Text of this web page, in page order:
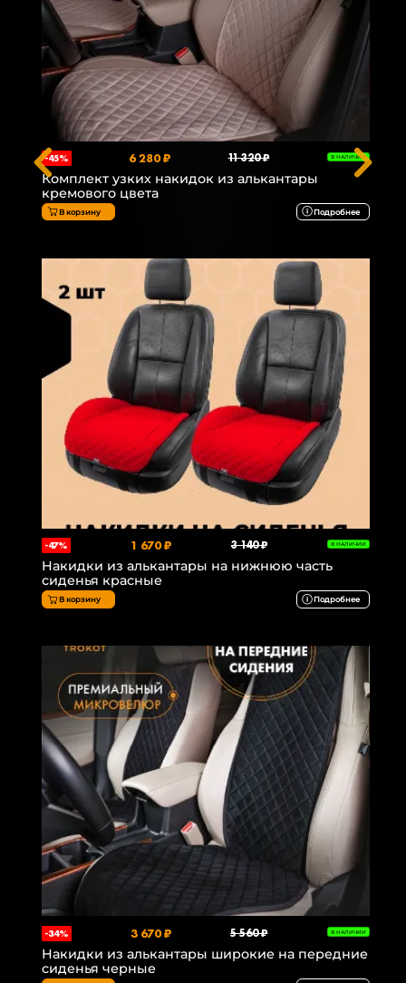
-45% 6 280 ₽ 11 320 ₽ В НАЛИЧИИ
Комплект узких накидок из алькантары
кремового цвета
В корзину Подробнее
-47% 1 670 ₽ 3 140 ₽ В НАЛИЧИИ
Накидки из алькантары на нижнюю часть
сиденья красные
В корзину Подробнее
-34% 3 670 ₽ 5 560 ₽ В НАЛИЧИИ
Накидки из алькантары широкие на передние
сиденья черные